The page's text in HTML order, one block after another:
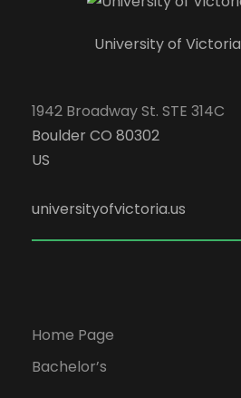
University of Victoria
1942 Broadway St. STE 314C
Boulder CO 80302
US
universityofvictoria.us
Home Page
Bachelor’s